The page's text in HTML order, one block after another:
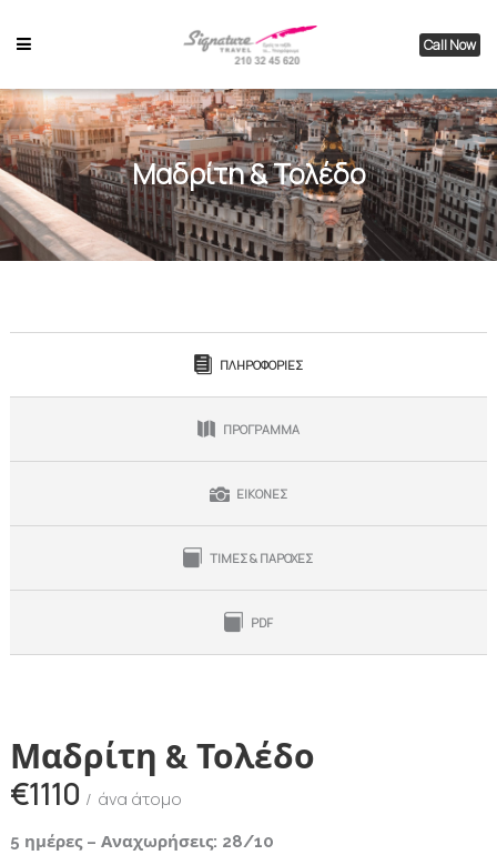
Call Now
Μαδρίτη & Τολέδο
ΠΛΗΡΟΦΟΡΙΕΣ
ΠΡΟΓΡΑΜΜΑ
ΕΙΚΟΝΕΣ
ΤΙΜΕΣ & ΠΑΡΟΧΕΣ
PDF
Μαδρίτη & Τολέδο
€1110 άνα άτομο
5 ημέρες – Αναχωρήσεις: 28/10